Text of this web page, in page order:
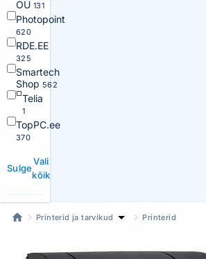
OÜ 131
Photopoint
620
RDE.EE
325
Smartech
Shop 562
Telia
1
TopPC.ee
370
Sulge
Vali
kõik
Printerid ja tarvikud Printerid